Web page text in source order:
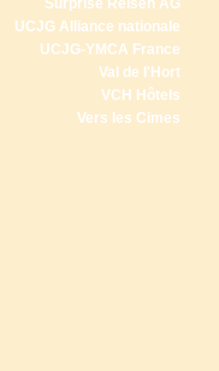
Surprise Reisen AG
UCJG Alliance nationale
UCJG-YMCA France
Val de l'Hort
VCH Hôtels
Vers les Cimes